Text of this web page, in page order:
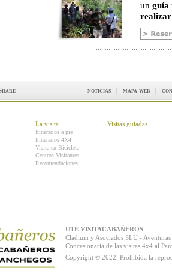
un guía
noticias | mapa web |
La visita
Itinerarios a pie
Itinerarios 4X4
Visita en Bicicleta
Centros Visitantes
Recomendaciones
Visitas guiadas
UTE VISITACABAÑEROS
Cladium y Asociados SLU -
Concesionaria de las visitas 4x4 al
Copyright © 2022. Prohibida la